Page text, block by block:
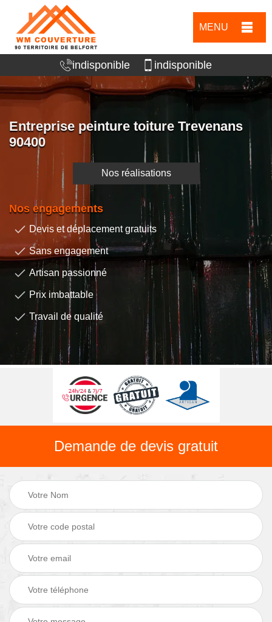
MENU
indisponible indisponible
Entreprise peinture toiture Trevenans
90400
Nos réalisations
Nos engagements
Devis et déplacement gratuits
Sans engagement
Artisan passionné
Prix imbattable
Travail de qualité
Demande de devis gratuit